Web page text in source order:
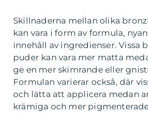
Skillnaderna mellan olika
kan vara i form av formula,
innehåll av ingredienser. Vissa
puder kan vara mer matta
ge en mer skimrande eller
Formulan varierar också, där
och lätta att applicera medan
krämiga och mer